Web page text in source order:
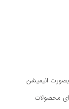
انیمیشن
محصولات